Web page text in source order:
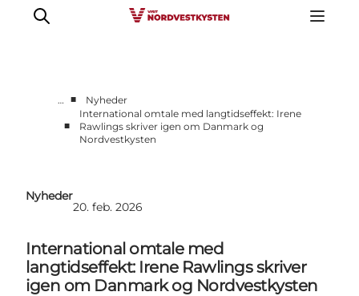
Erhverv
Presse
… ■ Nyheder
■
International omtale med langtidseffekt: Irene
Rawlings skriver igen om Danmark og
Nordvestkysten
Nyheder
20. feb. 2026
International omtale med
langtidseffekt: Irene Rawlings skriver
igen om Danmark og Nordvestkysten